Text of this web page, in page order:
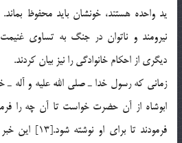
ید واحده هستند، خونشان باید محفوظ بماند.
دیگری از احكام خانوادگی را نیز بیان كردند.
زمانی كه رسول خدا ـ صلی الله علیه و آله ـ
ابوشاه از آن حضرت خواست تا آن چه را
فرمودند تا برای